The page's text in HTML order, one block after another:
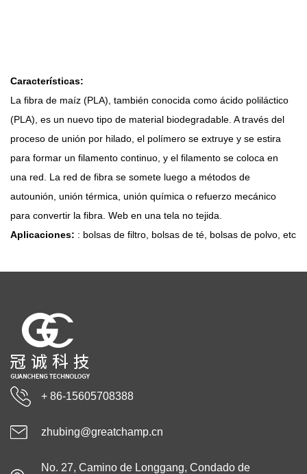
Características:
La fibra de maíz (PLA), también conocida como ácido poliláctico
(PLA), es un nuevo tipo de material biodegradable. A través del
proceso de unión por hilado, el polímero se extruye y se estira
para formar un filamento continuo, y el filamento se coloca en
una red. La red de fibra se somete luego a métodos de
autounión, unión térmica, unión química o refuerzo mecánico
para convertir la fibra. Web en una tela no tejida.
Aplicaciones: : bolsas de filtro, bolsas de té, bolsas de polvo, etc
+ 86-15605708388
zhubing@greatchamp.cn
No. 27, Camino de Longgang, Condado de